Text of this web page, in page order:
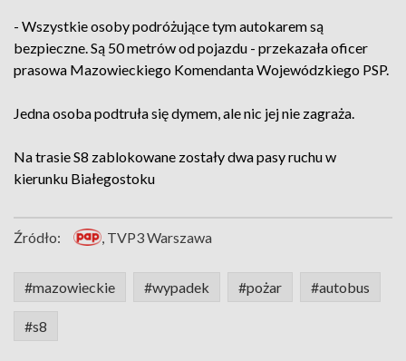
- Wszystkie osoby podróżujące tym autokarem są
bezpieczne. Są 50 metrów od pojazdu - przekazała oficer
prasowa Mazowieckiego Komendanta Wojewódzkiego PSP.
Jedna osoba podtruła się dymem, ale nic jej nie zagraża.
Na trasie S8 zablokowane zostały dwa pasy ruchu w
kierunku Białegostoku
Źródło: , TVP3 Warszawa
#mazowieckie #wypadek #pożar #autobus
#s8